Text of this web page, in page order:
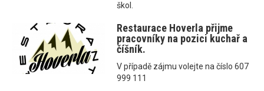
škol.
Restaurace Hoverla přijme
pracovníky na pozici kuchař a
číšník.
V případě zájmu volejte na číslo 607
999 111